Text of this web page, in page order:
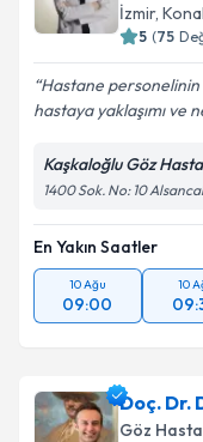
İzmir,
5 (75
Hastane
hastaya yaklaşımı ve
Kaşkaloğlu Göz
1400 Sok. No: 10
En Yakın Saatler
10 Ağu
09:00
10
Doç. Dr.
Göz